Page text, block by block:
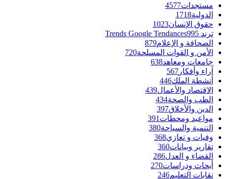
مستجدات4577
الدولية1718
حقوق الإنسان1023
ترند Trends Google Tendances 995
الصحافة و الإعلام879
الأمن و القوات المسلحة720
جامعات ومعاهد638
آراء وأفكار 567
أنشطة الملك446
الاقتصاد والأعمال439
الطب والصحة434
الدين والأخلاق397
مواعيد ومحطات 391
التنمية والسياحة380
وفيات و تعازي368
تقارير وبيانات360
القضاء و العدل286
أبحاث ودراسات270
نقابات التعليم246